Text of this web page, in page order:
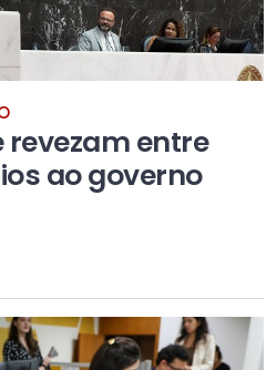
revezam entre
ao governo